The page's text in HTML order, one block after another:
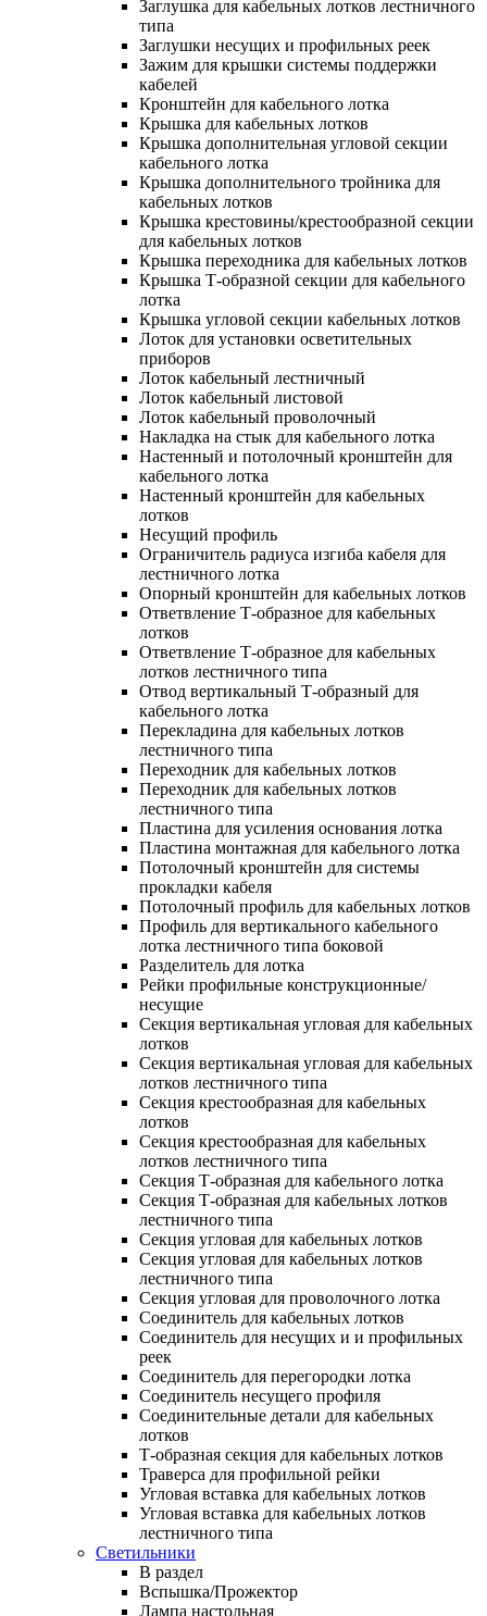
Заглушка для кабельных лотков лестничного
типа
Заглушки несущих и профильных реек
Зажим для крышки системы поддержки
кабелей
Кронштейн для кабельного лотка
Крышка для кабельных лотков
Крышка дополнительная угловой секции
кабельного лотка
Крышка дополнительного тройника для
кабельных лотков
Крышка крестовины/крестообразной секции
для кабельных лотков
Крышка переходника для кабельных лотков
Крышка Т-образной секции для кабельного
лотка
Крышка угловой секции кабельных лотков
Лоток для установки осветительных
приборов
Лоток кабельный лестничный
Лоток кабельный листовой
Лоток кабельный проволочный
Накладка на стык для кабельного лотка
Настенный и потолочный кронштейн для
кабельного лотка
Настенный кронштейн для кабельных
лотков
Несущий профиль
Ограничитель радиуса изгиба кабеля для
лестничного лотка
Опорный кронштейн для кабельных лотков
Ответвление Т-образное для кабельных
лотков
Ответвление Т-образное для кабельных
лотков лестничного типа
Отвод вертикальный Т-образный для
кабельного лотка
Перекладина для кабельных лотков
лестничного типа
Переходник для кабельных лотков
Переходник для кабельных лотков
лестничного типа
Пластина для усиления основания лотка
Пластина монтажная для кабельного лотка
Потолочный кронштейн для системы
прокладки кабеля
Потолочный профиль для кабельных лотков
Профиль для вертикального кабельного
лотка лестничного типа боковой
Разделитель для лотка
Рейки профильные конструкционные/
несущие
Секция вертикальная угловая для кабельных
лотков
Секция вертикальная угловая для кабельных
лотков лестничного типа
Секция крестообразная для кабельных
лотков
Секция крестообразная для кабельных
лотков лестничного типа
Секция Т-образная для кабельного лотка
Секция Т-образная для кабельных лотков
лестничного типа
Секция угловая для кабельных лотков
Секция угловая для кабельных лотков
лестничного типа
Секция угловая для проволочного лотка
Соединитель для кабельных лотков
Соединитель для несущих и и профильных
реек
Соединитель для перегородки лотка
Соединитель несущего профиля
Соединительные детали для кабельных
лотков
Т-образная секция для кабельных лотков
Траверса для профильной рейки
Угловая вставка для кабельных лотков
Угловая вставка для кабельных лотков
лестничного типа
Светильники
В раздел
Вспышка/Прожектор
Лампа настольная